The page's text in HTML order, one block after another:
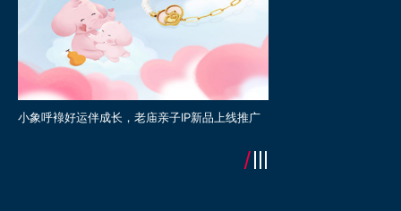
小象呼䘵好运伴成长，老庙亲子IP新品上线推广